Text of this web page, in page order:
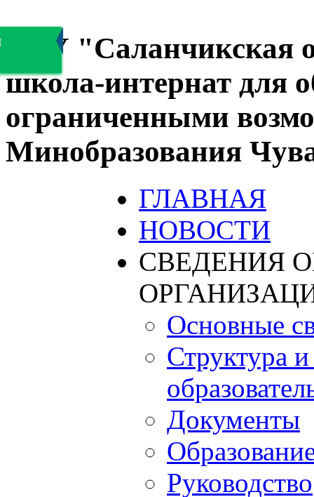
БОУ "Саланчикская
школа-интернат для
ограниченными
Минобразования
ГЛАВНАЯ
НОВОСТИ
СВЕДЕНИЯ
Основные
Структура
Документы
Руководство